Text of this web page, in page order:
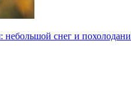
небольшой снег и